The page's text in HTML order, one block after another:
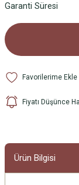
Garanti Süresi
Fiyatı Düşünce
Ürün Bilgisi